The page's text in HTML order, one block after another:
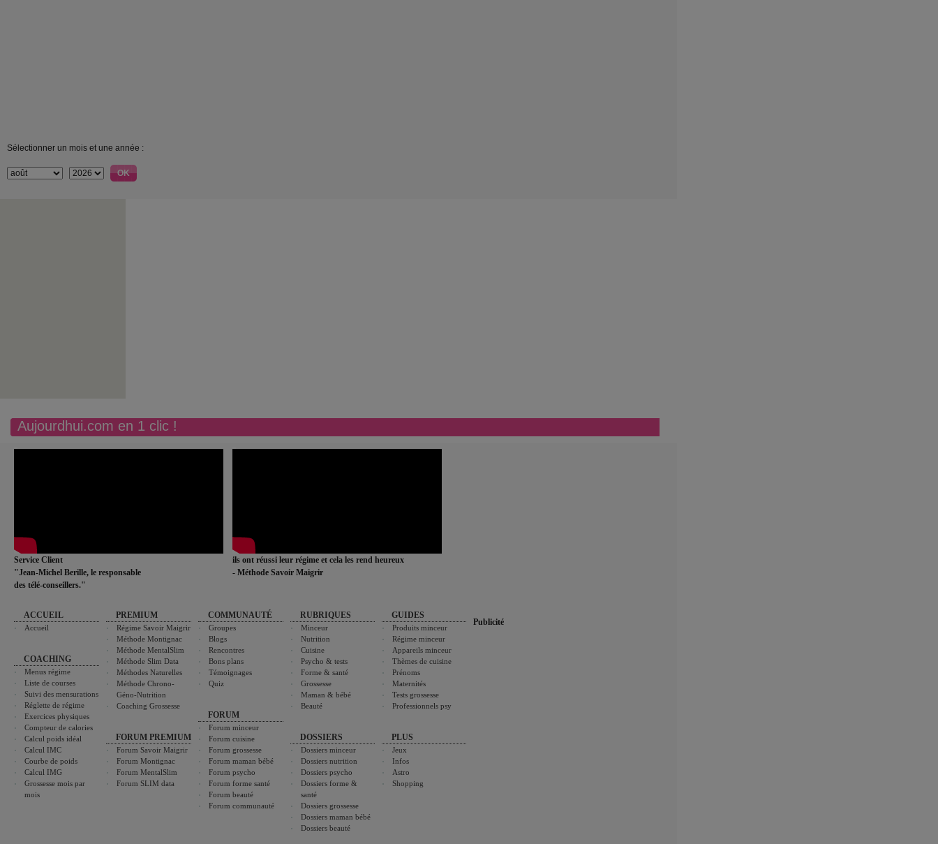
Sélectionner un mois et une année :
Aujourdhui.com en 1 clic !
Service Client
"Jean-Michel Berille, le responsable
des télé-conseillers."
ils ont réussi leur régime et cela les rend heureux
- Méthode Savoir Maigrir
ACCUEIL
Accueil
COACHING
Menus régime
Liste de courses
Suivi des mensurations
Réglette de régime
Exercices physiques
Compteur de calories
Calcul poids idéal
Calcul IMC
Courbe de poids
Calcul IMG
Grossesse mois par
mois
PREMIUM
Régime Savoir Maigrir
Méthode Montignac
Méthode MentalSlim
Méthode Slim Data
Méthodes Naturelles
Méthode Chrono-
Géno-Nutrition
Coaching Grossesse
FORUM PREMIUM
Forum Savoir Maigrir
Forum Montignac
Forum MentalSlim
Forum SLIM data
COMMUNAUTÉ
Groupes
Blogs
Rencontres
Bons plans
Témoignages
Quiz
FORUM
Forum minceur
Forum cuisine
Forum grossesse
Forum maman bébé
Forum psycho
Forum forme santé
Forum beauté
Forum communauté
RUBRIQUES
Minceur
Nutrition
Cuisine
Psycho & tests
Forme & santé
Grossesse
Maman & bébé
Beauté
DOSSIERS
Dossiers minceur
Dossiers nutrition
Dossiers psycho
Dossiers forme &
santé
Dossiers grossesse
Dossiers maman bébé
Dossiers beauté
GUIDES
Produits minceur
Régime minceur
Appareils minceur
Thèmes de cuisine
Prénoms
Maternités
Tests grossesse
Professionnels psy
PLUS
Jeux
Infos
Astro
Shopping
Publicité